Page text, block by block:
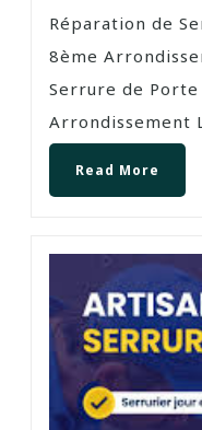
Réparation de
8ème
Serrure de Porte
Arrondissement
Read More